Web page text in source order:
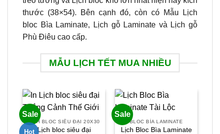
thước (38×54). Bên cạnh đó, còn có Mẫu Lịch
bloc Bìa Laminate, Lịch gỗ Laminate và Lịch gỗ
Phù Điêu cao cấp.
MẪU LỊCH TẾT MUA NHIỀU
Sale
Hot
LỊCH BLOC SIÊU ĐẠI 20X30
Lịch bloc siêu đại
Sale
BLOC BÌA LAMINATE
Lịch Bloc Bìa Laminate